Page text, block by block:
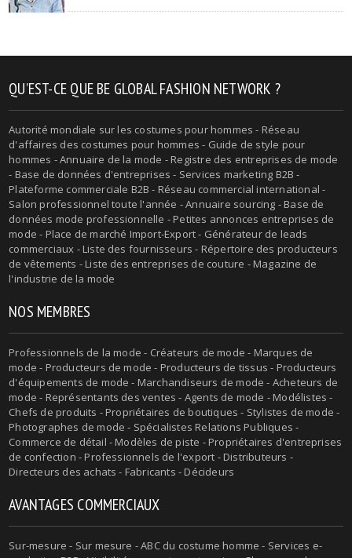
QU’EST-CE QUE BE GLOBAL FASHION NETWORK ?
Autorité mondiale sur les costumes pour hommes - Réseau
d'affaires des costumes pour hommes - Guide de style pour
hommes - Annuaire de la mode - Registre des entreprises de mode
- Base de données d'entreprises - Services marketing B2B -
Plateforme commerciale B2B - Réseau commercial international -
Salon professionnel toute l'année - Annuaire sourcing - Base de
données mode professionnelle - Petites annonces entreprises de
mode - Place de marché Import-Export - Générateur de leads
commerciaux - Liste des fournisseurs - Répertoire des producteurs
de vêtements - Liste des entreprises de couture - Magazine de
l'industrie de la mode
NOS MEMBRES
Professionnels de la mode - Créateurs de mode - Marques de
mode - Producteurs de mode - Producteurs de tissus - Producteurs
d'équipements de mode - Marchandiseurs de mode - Acheteurs de
mode - Représentants des ventes - Agents de mode - Modélistes -
Chefs de produits - Propriétaires de boutiques - Stylistes de mode -
Photographes de mode - Spécialistes Relations Publiques -
Commerce de détail - Modèles de piste - Propriétaires d'entreprises
de confection - Professionnels de l'export - Distributeurs -
Directeurs des achats - Fabricants - Décideurs
AVANTAGES COMMERCIAUX
Sur-mesure - Sur mesure - ABC du costume homme - Services e-